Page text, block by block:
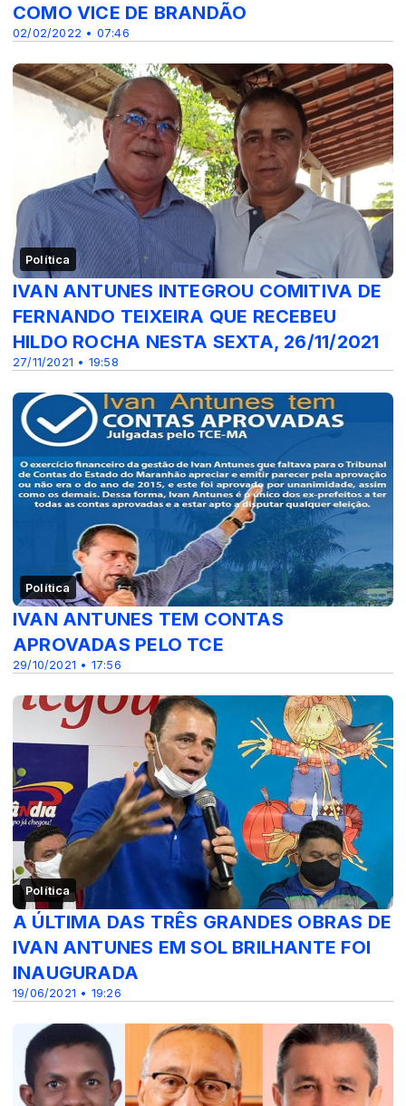
02/02/2022 • 07:46
COMO VICE DE BRANDÃO
Política
27/11/2021 • 19:58
IVAN ANTUNES INTEGROU COMITIVA DE
FERNANDO TEIXEIRA QUE RECEBEU
HILDO ROCHA NESTA SEXTA, 26/11/2021
Política
29/10/2021 • 17:56
IVAN ANTUNES TEM CONTAS
APROVADAS PELO TCE
Política
19/06/2021 • 19:26
A ÚLTIMA DAS TRÊS GRANDES OBRAS DE
IVAN ANTUNES EM SOL BRILHANTE FOI
INAUGURADA